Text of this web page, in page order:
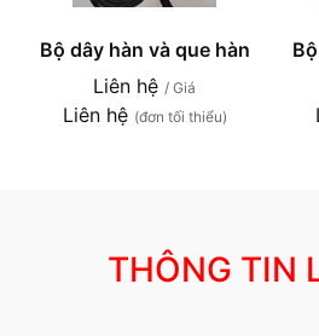
Bộ dây hàn và que hàn
Liên hệ / Giá
Liên hệ (đơn tối thiểu)
THÔNG TIN